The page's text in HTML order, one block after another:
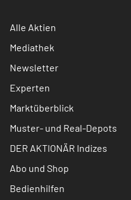
Alle Aktien
Mediathek
Newsletter
Experten
Marktüberblick
Muster- und Real-Depots
DER AKTIONÄR Indizes
Abo und Shop
Bedienhilfen